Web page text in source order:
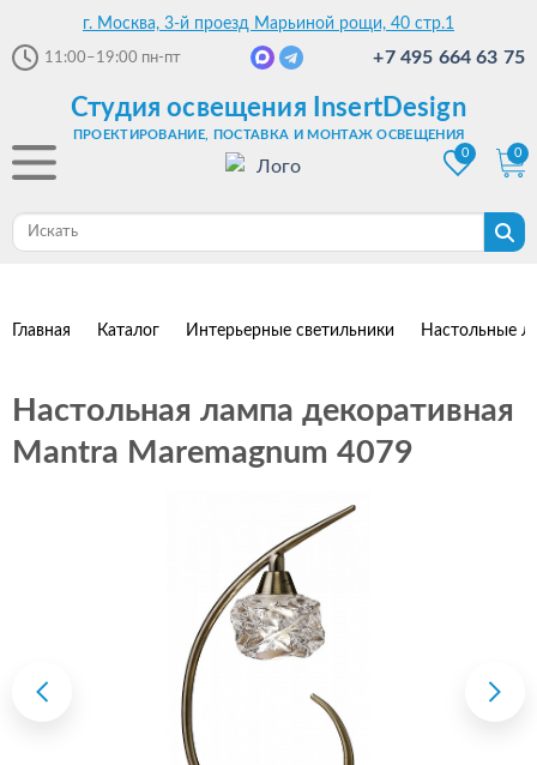
г. Москва, 3-й проезд Марьиной рощи, 40 стр.1
11:00–19:00 пн-пт +7 495 664 63 75
Студия освещения InsertDesign
ПРОЕКТИРОВАНИЕ, ПОСТАВКА И МОНТАЖ ОСВЕЩЕНИЯ
0
0
Главная Каталог Интерьерные светильники Настольные
Настольная лампа декоративная
Mantra Maremagnum 4079